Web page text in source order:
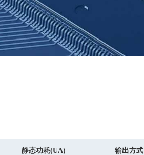
静态功耗(uA) 输出方式